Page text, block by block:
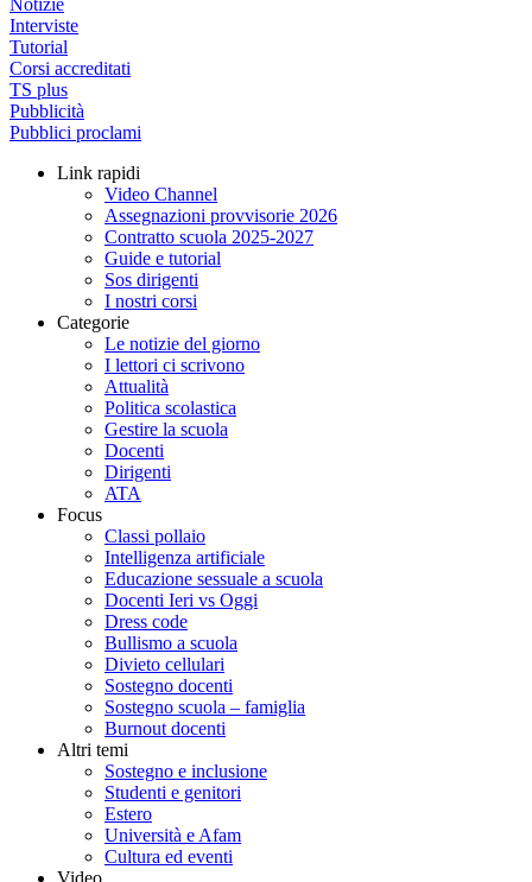
Notizie
Interviste
Tutorial
Corsi accreditati
TS plus
Pubblicità
Pubblici proclami
Link rapidi
Video Channel
Assegnazioni provvisorie 2026
Contratto scuola 2025-2027
Guide e tutorial
Sos dirigenti
I nostri corsi
Categorie
Le notizie del giorno
I lettori ci scrivono
Attualità
Politica scolastica
Gestire la scuola
Docenti
Dirigenti
ATA
Focus
Classi pollaio
Intelligenza artificiale
Educazione sessuale a scuola
Docenti Ieri vs Oggi
Dress code
Bullismo a scuola
Divieto cellulari
Sostegno docenti
Sostegno scuola – famiglia
Burnout docenti
Altri temi
Sostegno e inclusione
Studenti e genitori
Estero
Università e Afam
Cultura ed eventi
Video